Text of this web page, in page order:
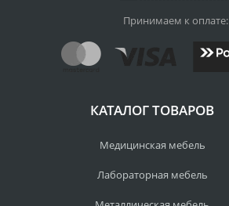
Принимаем к оплате:
КАТАЛОГ ТОВАРОВ
Медицинская мебель
Лабораторная мебель